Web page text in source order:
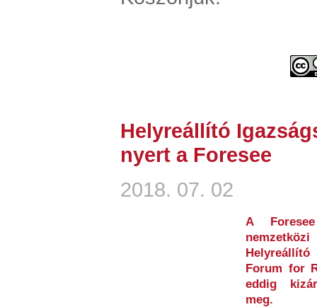
Helyreállító
nyert a Foresee
2018. 07. 02
A
Forum for
eddig
meg.